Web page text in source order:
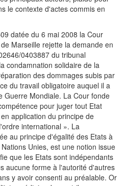
le contexte d'actes commis en
datée du 6 mai 2008 la Cour
Marseille rejette la demande en
0403887 du tribunal
condamnation solidaire de la
des dommages subis par
du travail obligatoire auquel il a
Guerre Mondiale. La Cour fonde
pour juger tout Etat
application du principe de
international ». La
au principe d'égalité des Etats à
Unies, est une notion issue
que les Etats sont indépendants
aucune forme à l'autorité d'autres
y avoir consenti au préalable. Or